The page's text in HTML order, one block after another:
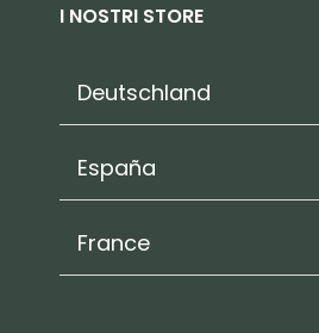
I NOSTRI STORE
Deutschland
España
France